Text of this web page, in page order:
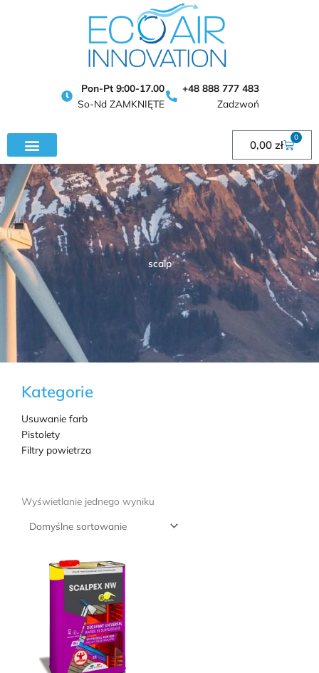
Pon-Pt 9:00-17.00
So-Nd ZAMKNIĘTE
+48 888 777 483
Zadzwoń
0,00 zł
0
Wózek
scalp
Kategorie
Usuwanie farb
Pistolety
Filtry powietrza
Wyświetlanie jednego wyniku